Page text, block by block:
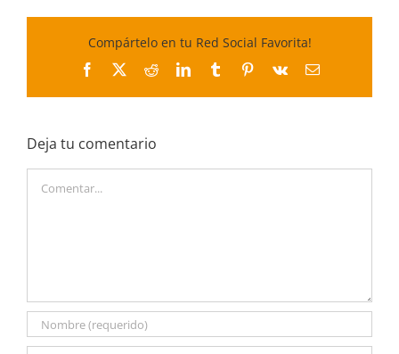
Compártelo en tu Red Social Favorita!
Facebook
X RedditLinkedInTumblrPinterest
Vk
Correo
Deja tu comentario